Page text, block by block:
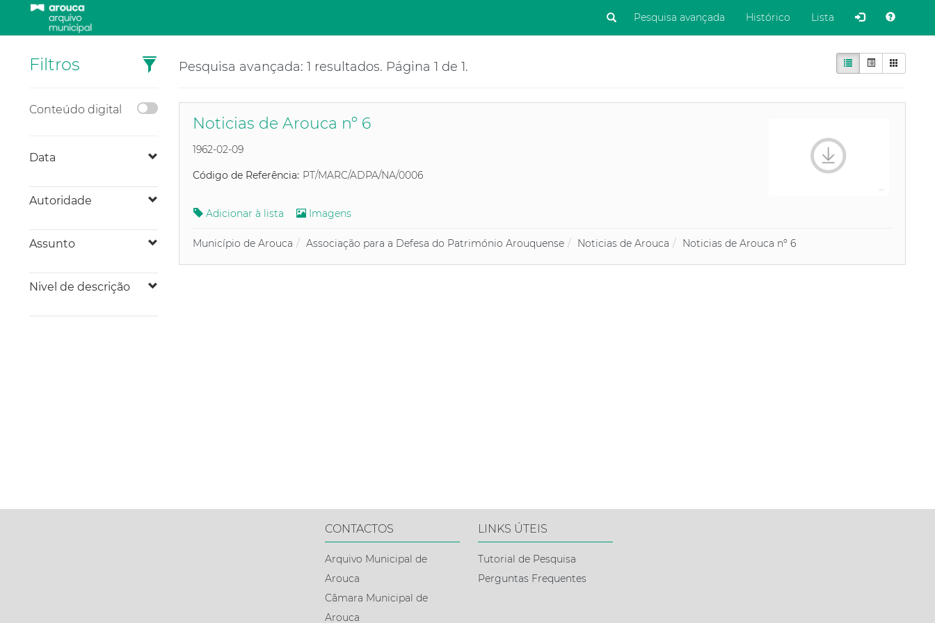
SubmitPesquisa avançada Histórico Lista
Pesquisa avançada: 1 resultados. Página 1 de 1.
Filtros
Conteúdo digital
Data
Autoridade
Assunto
Nivel de descrição
Noticias de Arouca nº 6
1962-02-09
Código de Referência: PT/MARC/ADPA/NA/0006
Adicionar à lista Imagens
Município de Arouca Associação para a Defesa do Património Arouquense Noticias de Arouca Noticias de Arouca nº 6
CONTACTOS
Arquivo Municipal de
Arouca
Câmara Municipal de
Arouca
LINKS ÚTEIS
Tutorial de Pesquisa
Perguntas Frequentes